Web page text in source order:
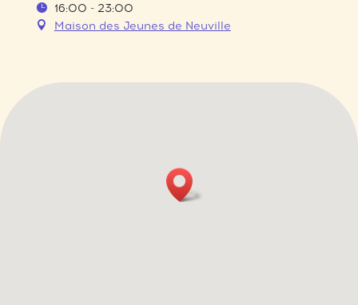
16:00 - 23:00
Maison des Jeunes de Neuville